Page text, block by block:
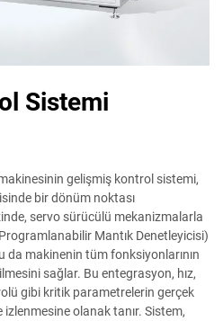
Sistemi
gelişmiş kontrol sistemi,
bir dönüm noktası
servo sürücülü mekanizmalarla
Mantık Denetleyicisi)
da makinenin tüm fonksiyonlarının
sağlar. Bu entegrasyon, hız,
gibi kritik parametrelerin gerçek
olanak tanır. Sistem,